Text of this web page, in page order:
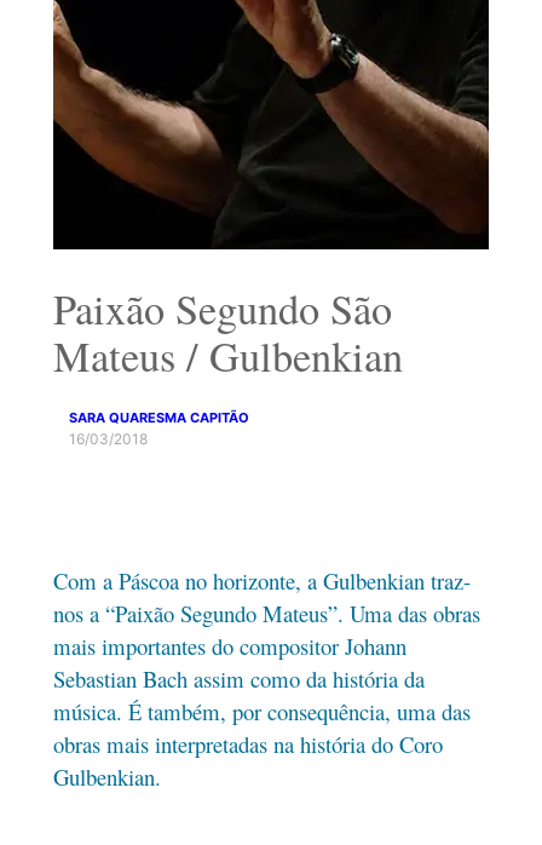
Paixão Segundo São
Mateus / Gulbenkian
SARA QUARESMA CAPITÃO
16/03/2018
Com a Páscoa no horizonte, a Gulbenkian traz-
nos a “Paixão Segundo Mateus”. Uma das obras
mais importantes do compositor Johann
Sebastian Bach assim como da história da
música. É também, por consequência, uma das
obras mais interpretadas na história do Coro
Gulbenkian.